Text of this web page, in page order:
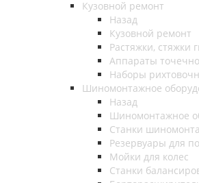
Кузовной ремонт
Назад
Кузовной ремонт
Растяжки, стяжки
Аппараты
Наборы
Шиномонтажное
Назад
Шиномонтажное
Станки
Резервуары для
Мойки для колес
Станки